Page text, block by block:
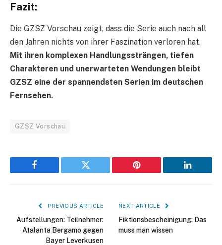
Fazit:
Die GZSZ Vorschau zeigt, dass die Serie auch nach all
den Jahren nichts von ihrer Faszination verloren hat.
Mit ihren komplexen Handlungssträngen, tiefen
Charakteren und unerwarteten Wendungen bleibt
GZSZ eine der spannendsten Serien im deutschen
Fernsehen.
GZSZ Vorschau
Facebook Twitter Pinterest LinkedIn
PREVIOUS ARTICLE
Aufstellungen: Teilnehmer:
Atalanta Bergamo gegen
Bayer Leverkusen
NEXT ARTICLE
Fiktionsbescheinigung: Das
muss man wissen